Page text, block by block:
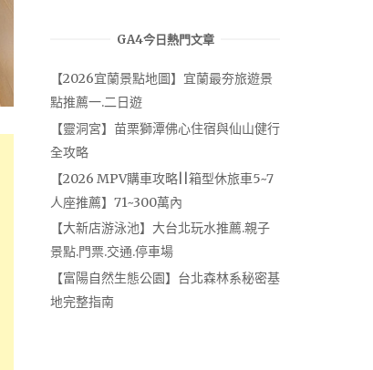
GA4今日熱門文章
【2026宜蘭景點地圖】宜蘭最夯旅遊景
點推薦一.二日遊
【靈洞宮】苗栗獅潭佛心住宿與仙山健行
全攻略
【2026 MPV購車攻略||箱型休旅車5~7
人座推薦】71~300萬內
【大新店游泳池】大台北玩水推薦.親子
景點.門票.交通.停車場
【富陽自然生態公園】台北森林系秘密基
地完整指南